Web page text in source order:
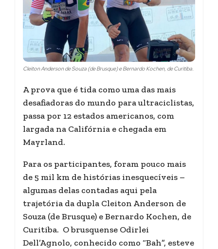
Cleiton Anderson de Souza (de Brusque) e Bernardo Kochen, de Curitiba.
A prova que é tida como uma das mais
desafiadoras do mundo para ultraciclistas,
passa por 12 estados americanos, com
largada na Califórnia e chegada em
Mayrland.
Para os participantes, foram pouco mais
de 5 mil km de histórias inesquecíveis –
algumas delas contadas aqui pela
trajetória da dupla Cleiton Anderson de
Souza (de Brusque) e Bernardo Kochen, de
Curitiba. O brusquense Odirlei
Dell’Agnolo, conhecido como “Bah”, esteve